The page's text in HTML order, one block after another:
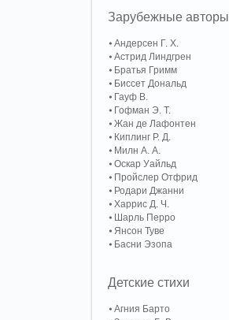
Зарубежные авторы
Андерсен Г. Х.
Астрид Линдгрен
Братья Гримм
Биссет Дональд
Гауф В.
Гофман Э. Т.
Жан де Лафонтен
Киплинг Р. Д.
Милн А. А.
Оскар Уайльд
Пройслер Отфрид
Родари Джанни
Харрис Д. Ч.
Шарль Перро
Янсон Туве
Басни Эзопа
Детские стихи
Агния Барто